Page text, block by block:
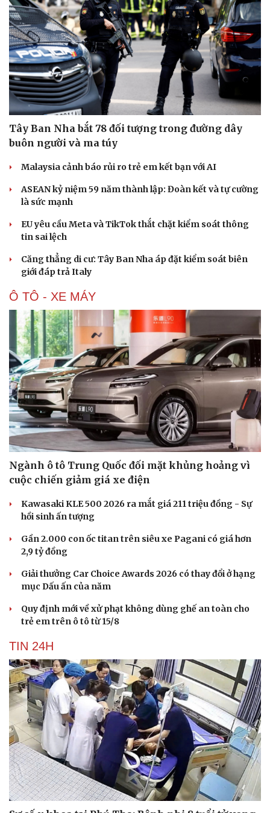
Săn Tour
check-in
Câu chuyện thời sự
Đọc truyện đêm khuya
Hạt giống tâm hồn
Tây Ban Nha bắt 78 đối tượng trong đường dây
buôn người và ma túy
Malaysia cảnh báo rủi ro trẻ em kết bạn với AI
ASEAN kỷ niệm 59 năm thành lập: Đoàn kết và tự cường
là sức mạnh
EU yêu cầu Meta và TikTok thắt chặt kiểm soát thông
tin sai lệch
Căng thẳng di cư: Tây Ban Nha áp đặt kiểm soát biên
giới đáp trả Italy
Ô TÔ - XE MÁY
Ngành ô tô Trung Quốc đối mặt khủng hoảng vì
cuộc chiến giảm giá xe điện
Kawasaki KLE 500 2026 ra mắt giá 211 triệu đồng - Sự
hồi sinh ấn tượng
Gần 2.000 con ốc titan trên siêu xe Pagani có giá hơn
2,9 tỷ đồng
Giải thưởng Car Choice Awards 2026 có thay đổi ở hạng
mục Dấu ấn của năm
Quy định mới về xử phạt không dùng ghế an toàn cho
trẻ em trên ô tô từ 15/8
TIN 24H